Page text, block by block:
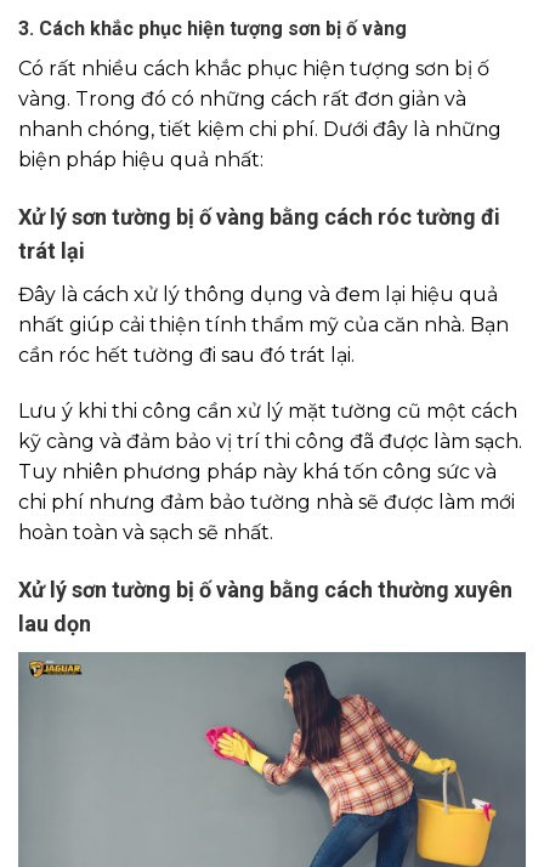
3. Cách khắc phục hiện tượng sơn bị ố vàng
Có rất nhiều cách khắc phục hiện tượng sơn bị ố
vàng. Trong đó có những cách rất đơn giản và
nhanh chóng, tiết kiệm chi phí. Dưới đây là những
biện pháp hiệu quả nhất:
Xử lý sơn tường bị ố vàng bằng cách róc tường đi
trát lại
Đây là cách xử lý thông dụng và đem lại hiệu quả
nhất giúp cải thiện tính thẩm mỹ của căn nhà. Bạn
cần róc hết tường đi sau đó trát lại.
Lưu ý khi thi công cần xử lý mặt tường cũ một cách
kỹ càng và đảm bảo vị trí thi công đã được làm sạch.
Tuy nhiên phương pháp này khá tốn công sức và
chi phí nhưng đảm bảo tường nhà sẽ được làm mới
hoàn toàn và sạch sẽ nhất.
Xử lý sơn tường bị ố vàng bằng cách thường xuyên
lau dọn